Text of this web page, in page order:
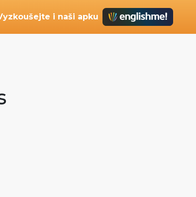
i naši apku